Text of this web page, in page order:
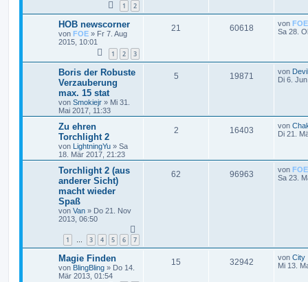
1 2
HOB newscorner
von FOE » Fr 7. Aug
2015, 10:01
1 2 3
21 60618 von FOE
Sa 28.
Boris der Robuste
Verzauberung
max. 15 stat
von Smokiejr » Mi 31.
Mai 2017, 11:33
5 19871 von
Di 6.
Zu ehren
Torchlight 2
von LightningYu » Sa
18. Mär 2017, 21:23
2 16403 von
Di 21.
Torchlight 2 (aus
anderer Sicht)
macht wieder
Spaß
von Van » Do 21. Nov
2013, 06:50
1 … 3 4 5 6 7
62 96963 von FOE
Sa 23.
Magie Finden
von BlingBling » Do 14.
Mär 2013, 01:54
15 32942 von City
Mi 13.